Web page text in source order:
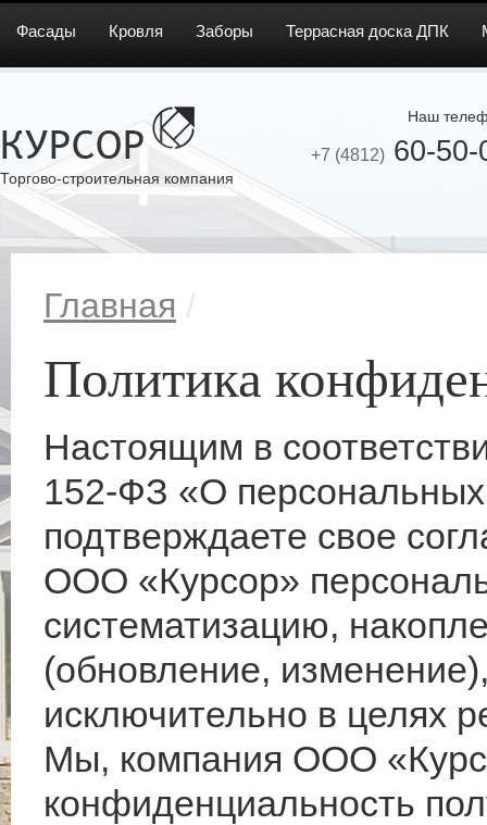
Фасады Кровля Заборы Террасная доска ДПК
Торгово-строительная компания
Наш
+7 (4812) 60-50-
Главная
Политика
Настоящим в
152-ФЗ «О
подтверждаете свое
ООО «Курсор»
систематизацию,
(обновление,
исключительно в целях
Мы, компания ООО
конфиденциальность